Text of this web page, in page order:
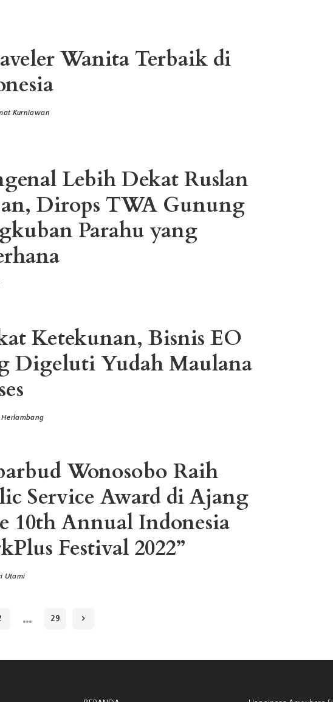
Wanita Terbaik di
Kurniawan
Lebih Dekat Ruslan
Dirops TWA Gunung
Parahu yang
Ketekunan, Bisnis EO
Digeluti Yudah Maulana
Wonosobo Raih
Service Award di Ajang
10th Annual Indonesia
Festival 2022”
Utami
… 29